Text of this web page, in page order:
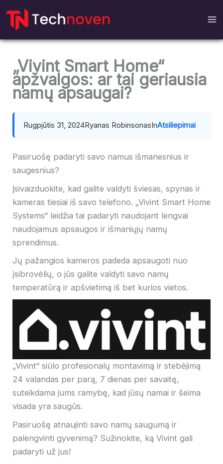
turinio
„Vivint Smart Home“
apžvalgos: ar tai geriausia
namų apsaugai?
Rugpjūtis 31, 2024Ryanas RobinsonasInAtsiliepimai
Pasiruošę padaryti savo namus išmanesnius ir
saugesnius?
Įsivaizduokite, kad galite valdyti šviesas, spynas ir
kameras tiesiai iš savo telefono. „Vivint Smart Home
Systems“ leidžia tai padaryti naudojant lengvai
naudojamus apsaugos ir išmaniųjų namų
sprendimus.
Jų pažangios kameros padeda apsaugoti nuo
įsibrovėlių, o jūs galite valdyti savo namų
temperatūrą ir apšvietimą iš bet kurios vietos.
„Vivint“ siūlo profesionalų montavimą ir stebėjimą
24 valandas per parą, 7 dienas per savaitę,
suteikdama jums ramybę, kad jūsų namai ir šeima
visada yra saugūs.
Pasiruošę atnaujinti savo namų saugumą ir
palengvinti gyvenimą? Sužinokite, ką Vivint gali
padaryti už jus!